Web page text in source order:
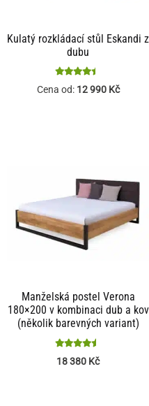
Kulatý rozkládací stůl Eskandi z
dubu
Hodnocení
Cena od: 12 990 Kč
Manželská postel Verona
180×200 v kombinaci dub a kov
(několik barevných variant)
18 380 Kč